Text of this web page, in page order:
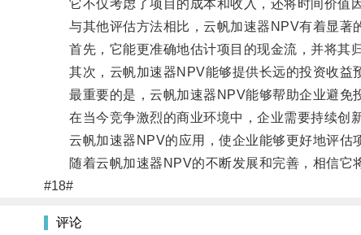
它不仅考虑了项目的成本和收入，还将时间价值因
与其他评估方法相比，云帆加速器NPV有着显著
首先，它能更准确地估计项目的现金流，并将其归
其次，云帆加速器NPV能够提供长远的投资收益
最重要的是，云帆加速器NPV能够帮助企业避免
在当今竞争激烈的商业环境中，企业需要持续创新
云帆加速器NPV的应用，使企业能够更好地评估
随着云帆加速器NPV的不断发展和完善，相信它
#18#
评论